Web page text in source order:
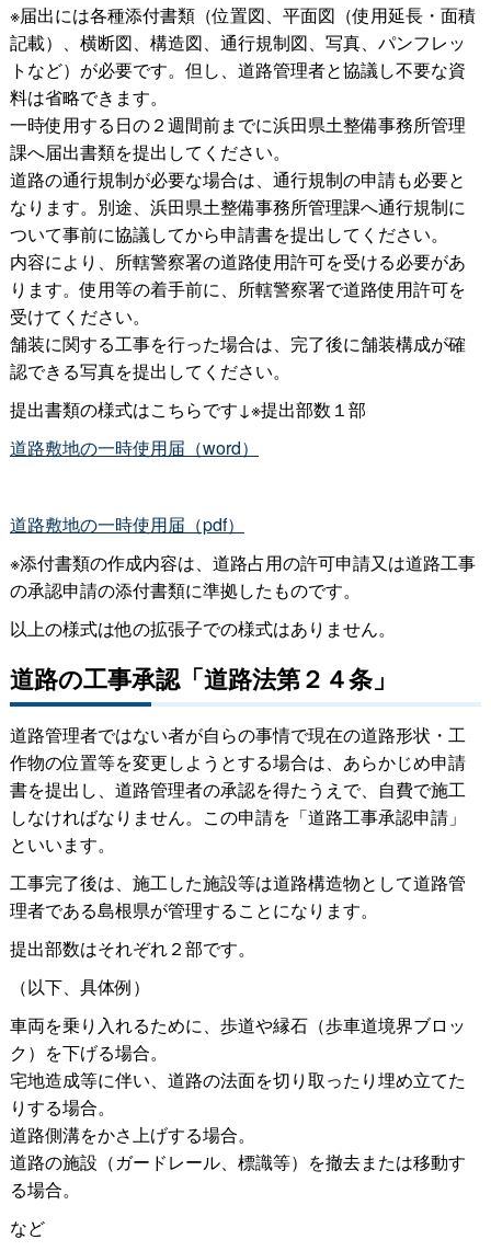
※届出には各種添付書類（位置図、平面図（使用延長・面積
記載）、横断図、構造図、通行規制図、写真、パンフレッ
トなど）が必要です。但し、道路管理者と協議し不要な資
料は省略できます。
一時使用する日の２週間前までに浜田県土整備事務所管理
課へ届出書類を提出してください。
道路の通行規制が必要な場合は、通行規制の申請も必要と
なります。別途、浜田県土整備事務所管理課へ通行規制に
ついて事前に協議してから申請書を提出してください。
内容により、所轄警察署の道路使用許可を受ける必要があ
ります。使用等の着手前に、所轄警察署で道路使用許可を
受けてください。
舗装に関する工事を行った場合は、完了後に舗装構成が確
認できる写真を提出してください。
提出書類の様式はこちらです↓※提出部数１部
道路敷地の一時使用届（word）
道路敷地の一時使用届（pdf）
※添付書類の作成内容は、道路占用の許可申請又は道路工事
の承認申請の添付書類に準拠したものです。
以上の様式は他の拡張子での様式はありません。
道路の工事承認「道路法第２４条」
道路管理者ではない者が自らの事情で現在の道路形状・工
作物の位置等を変更しようとする場合は、あらかじめ申請
書を提出し、道路管理者の承認を得たうえで、自費で施工
しなければなりません。この申請を「道路工事承認申請」
といいます。
工事完了後は、施工した施設等は道路構造物として道路管
理者である島根県が管理することになります。
提出部数はそれぞれ２部です。
（以下、具体例）
車両を乗り入れるために、歩道や縁石（歩車道境界ブロッ
ク）を下げる場合。
宅地造成等に伴い、道路の法面を切り取ったり埋め立てた
りする場合。
道路側溝をかさ上げする場合。
道路の施設（ガードレール、標識等）を撤去または移動す
る場合。
など